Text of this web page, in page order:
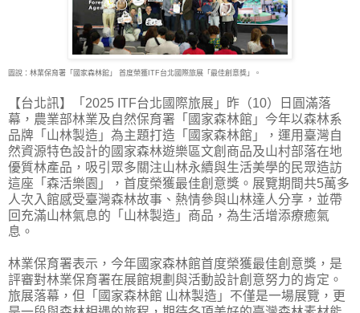
圖說：林業保育署「國家森林館」 首度榮獲ITF台北國際旅展「最佳創意獎」。
【台北訊】「2025 ITF台北國際旅展」昨（10）日圓滿落
幕，農業部林業及自然保育署「國家森林館」今年以森林系
品牌「山林製造」為主題打造「國家森林館」，運用臺灣自
然資源特色設計的國家森林遊樂區文創商品及山村部落在地
優質林產品，吸引眾多關注山林永續與生活美學的民眾造訪
這座「森活樂園」，首度榮獲最佳創意獎。展覽期間共5萬多
人次入館感受臺灣森林故事、熱情參與山林達人分享，並帶
回充滿山林氣息的「山林製造」商品，為生活增添療癒氣
息。
林業保育署表示，今年國家森林館首度榮獲最佳創意獎，是
評審對林業保育署在展館規劃與活動設計創意努力的肯定。
旅展落幕，但「國家森林館 山林製造」不僅是一場展覽，更